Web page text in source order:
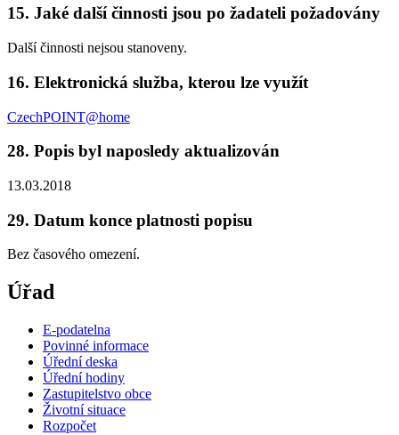
15. Jaké další činnosti jsou po žadateli požadovány
Další činnosti nejsou stanoveny.
16. Elektronická služba, kterou lze využít
CzechPOINT@home
28. Popis byl naposledy aktualizován
13.03.2018
29. Datum konce platnosti popisu
Bez časového omezení.
Úřad
E-podatelna
Povinné informace
Úřední deska
Úřední hodiny
Zastupitelstvo obce
Životní situace
Rozpočet